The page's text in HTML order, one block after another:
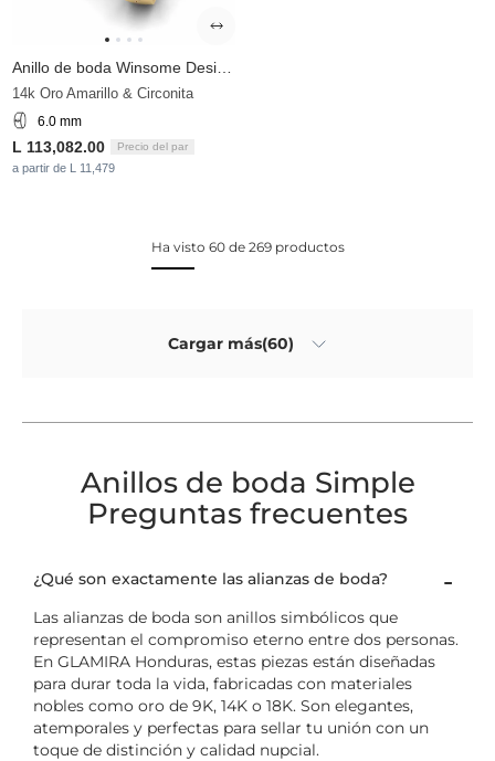
14k Oro Amarillo & Circonita
6.0 mm
L 113,082.00 Precio del par
a partir de L 11,479
Ha visto 60 de 269 productos
Cargar más(60)
Anillos de boda Simple
Preguntas frecuentes
¿Qué son exactamente las alianzas de boda?
Las alianzas de boda son anillos simbólicos que
representan el compromiso eterno entre dos personas.
En GLAMIRA Honduras, estas piezas están diseñadas
para durar toda la vida, fabricadas con materiales
nobles como oro de 9K, 14K o 18K. Son elegantes,
atemporales y perfectas para sellar tu unión con un
toque de distinción y calidad nupcial.